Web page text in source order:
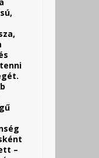
–